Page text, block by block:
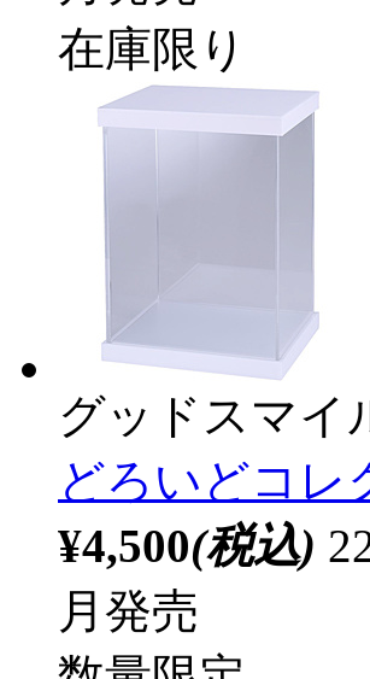
在庫限り
グッドスマイ
どろいどコレ
¥4,500(税込)
月発売